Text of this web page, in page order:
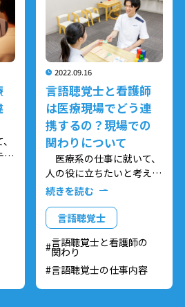
ー
の
2022.09.16
言語聴覚士と看護師
は医療現場でどう連
携するの？現場での
関わりについて
医療系の仕事に就いて、
人の役に立ちたいと考えて
いる高校生の方や、看護師
方は多いのではないでしょ
うか。
今回は、リハビリ職の中
の言語聴覚士と看護師の連
携についてお伝えしたいと
続きを読む
言語聴覚士
言語聴覚士と看護師の
関わり
言語聴覚士の仕事内容